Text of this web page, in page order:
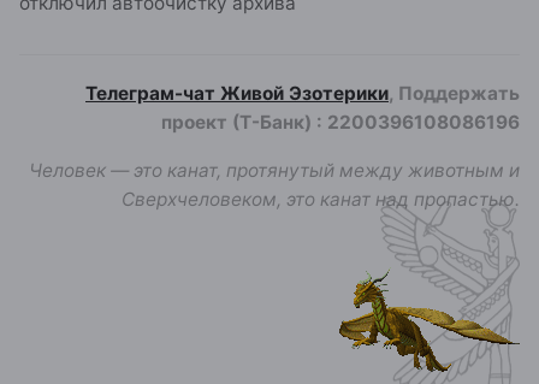
Телеграм-чат Живой Эзотерики, Поддержать
проект (Т-Банк) : 2200396108086196
Человек — это канат, протянутый между животным и
Сверхчеловеком, это канат над пропастью.